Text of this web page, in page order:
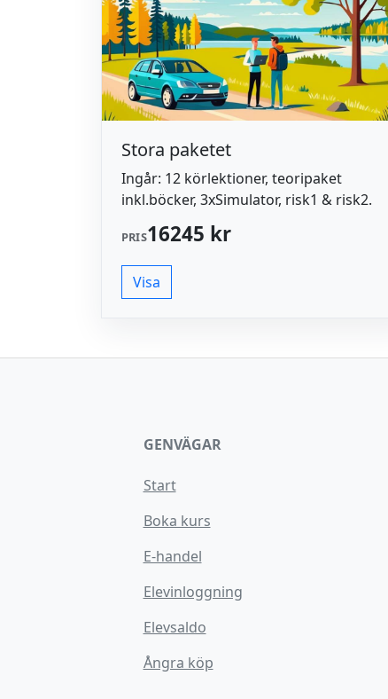
Stora paketet
Ingår: 12 körlektioner, teoripaket
inkl.böcker, 3xSimulator, risk1 & risk2.
PRIS16245 kr
Visa
GENVÄGAR
Start
Boka kurs
E-handel
Elevinloggning
Elevsaldo
Ångra köp